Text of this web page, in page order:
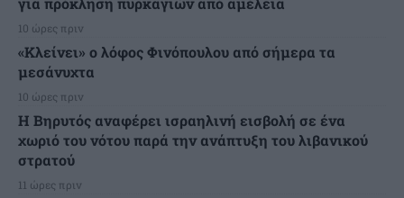
10 ώρες πριν
«Κλείνει» ο λόφος Φινόπουλου από σήμερα τα
μεσάνυχτα
10 ώρες πριν
Η Βηρυτός αναφέρει ισραηλινή εισβολή σε ένα
χωριό του νότου παρά την ανάπτυξη του λιβανικού
στρατού
11 ώρες πριν